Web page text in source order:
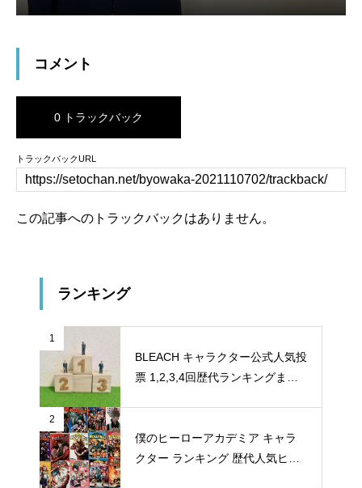
コメント
0 トラックバック
トラックバックURL
この記事へのトラックバックはありません。
ランキング
1
BLEACH キャラクター公式人気投
票 1,2,3,4回歴代ランキングまと
2
僕のヒーローアカデミア キャラ
クター ランキング 歴代人気ヒー